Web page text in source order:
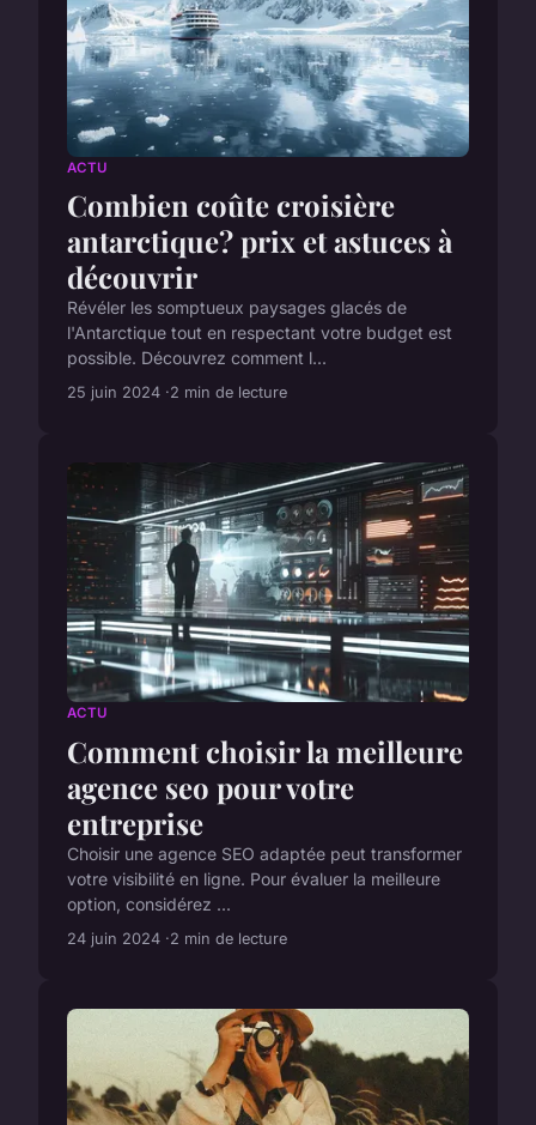
ACTU
Combien coûte croisière
antarctique? prix et astuces à
découvrir
Révéler les somptueux paysages glacés de
l'Antarctique tout en respectant votre budget est
possible. Découvrez comment l...
25 juin 2024 2 min de lecture
ACTU
Comment choisir la meilleure
agence seo pour votre
entreprise
Choisir une agence SEO adaptée peut transformer
votre visibilité en ligne. Pour évaluer la meilleure
option, considérez ...
24 juin 2024 2 min de lecture